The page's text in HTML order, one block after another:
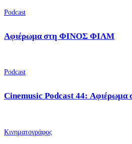
Podcast
Αφιέρωμα στη ΦΙΝΟΣ ΦΙΛΜ
Podcast
Cinemusic Podcast 44: Αφιέρωμα
Κινηματογράφος